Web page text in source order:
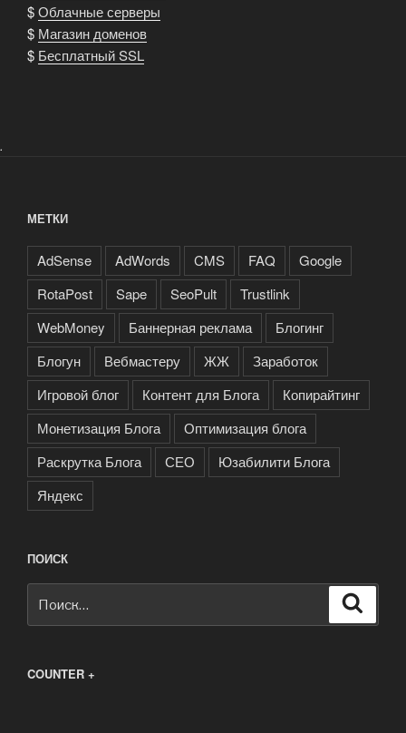
$Облачные серверы
$ Магазин доменов
$ Бесплатный SSL
.
МЕТКИ
AdSense AdWords CMS FAQ
Google
RotaPost
Sape SeoPult
Trustlink
WebMoney
Баннерная реклама
Блогинг
Блогун
Вебмастеру ЖЖ
Заработок
Игровой блог
Контент для Блога
Копирайтинг
Монетизация Блога
Оптимизация блога
Раскрутка Блога
СЕО
Юзабилити Блога
Яндекс
ПОИСК
COUNTER +